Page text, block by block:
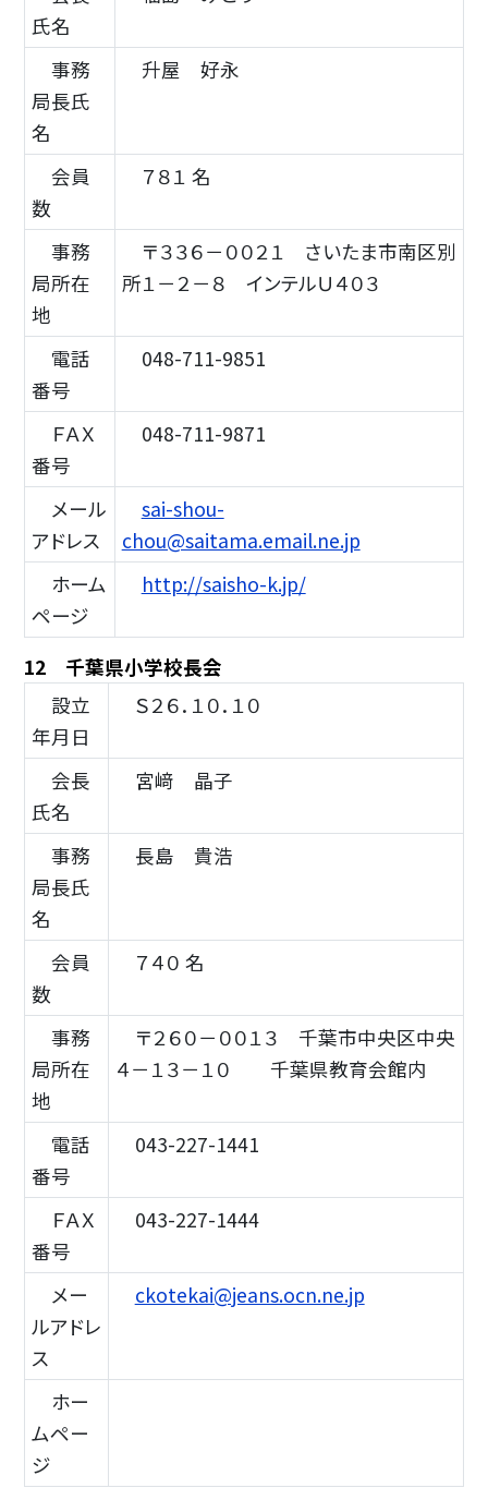
氏名
事務
局長氏
名
升屋 好永
会員
数
７８１ 名
事務
局所在
地
〒３３６－００２１ さいたま市南区別
所１－２－８ インテルＵ４０３
電話
番号
048-711-9851
ＦＡＸ
番号
048-711-9871
メール
アドレス
sai-shou-
chou@saitama.email.ne.jp
ホーム
ページ
http://saisho-k.jp/
12 千葉県小学校長会
設立
年月日
Ｓ２６．１０．１０
会長
氏名
宮﨑 晶子
事務
局長氏
名
長島 貴浩
会員
数
７４０ 名
事務
局所在
地
〒２６０－００１３ 千葉市中央区中央
４－１３－１０ 千葉県教育会館内
電話
番号
043-227-1441
ＦＡＸ
番号
043-227-1444
メー
ルアドレ
ス
ckotekai@jeans.ocn.ne.jp
ホー
ムペー
ジ